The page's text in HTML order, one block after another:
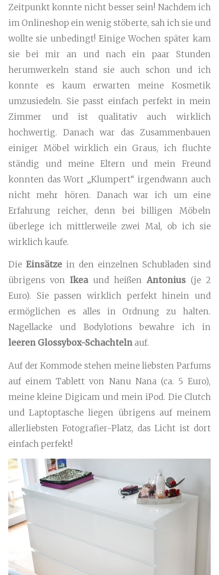
Zeitpunkt konnte nicht besser sein! Nachdem ich
im Onlineshop ein wenig stöberte, sah ich sie und
wollte sie unbedingt! Einige Wochen später kam
sie bei mir an und nach ein paar Stunden
herumwerkeln stand sie auch schon und ich
konnte es kaum erwarten meine Kosmetik
umzusiedeln. Sie passt einfach perfekt in mein
Zimmer und ist qualitativ auch wirklich
hochwertig. Danach war das Zusammenbauen
einiger Möbel wirklich ein Graus, ich fluchte
ständig und meine Eltern und mein Freund
konnten das Wort „Klumpert“ irgendwann auch
nicht mehr hören. Danach war ich um eine
Erfahrung reicher, denn bei billigen Möbeln
überlege ich mittlerweile zwei Mal, ob ich sie
wirklich kaufe.
Die Einsätzein den einzelnen Schubladen sind
übrigens von Ikeaund heißenAntonius (je 2
Euro). Sie passen wirklich perfekt hinein und
ermöglichen es alles in Ordnung zu halten.
Nagellacke und Bodylotions bewahre ich in
leeren Glossybox-Schachtelnauf.
Auf der Kommode stehen meine liebsten Parfums
auf einem Tablett von Nanu Nana (ca. 5 Euro),
meine kleine Digicam und mein iPod. Die Clutch
und Laptoptasche liegen übrigens auf meinem
allerliebsten Fotografier-Platz, das Licht ist dort
einfach perfekt!